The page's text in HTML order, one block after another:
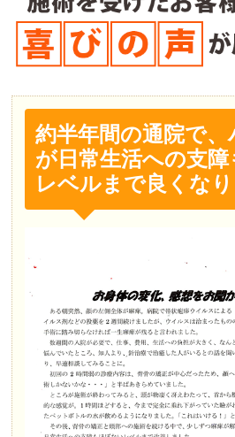
約半年間の通院で
が日常生活への支
レベルまで良くな